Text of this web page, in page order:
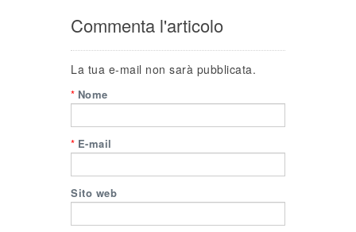
Commenta l'articolo
La tua e-mail non sarà pubblicata.
* Nome
* E-mail
Sito web